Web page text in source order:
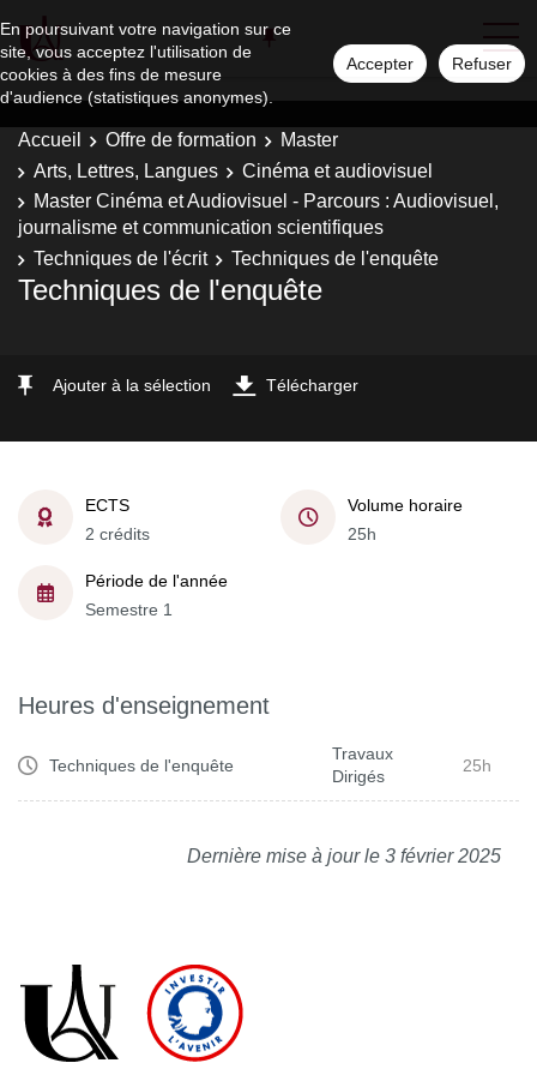
En poursuivant votre navigation sur ce
site, vous acceptez l'utilisation de
cookies à des fins de mesure
d'audience (statistiques anonymes).
Accepter Refuser
Accueil Offre de formation
Master
Arts, Lettres, Langues
Cinéma et audiovisuel
Master Cinéma et Audiovisuel - Parcours : Audiovisuel,
journalisme et communication scientifiques
Techniques de l'écrit
Techniques de l'enquête
Techniques de l'enquête
Ajouter à la sélection Télécharger
ECTS
2 crédits
Volume horaire
25h
Période de l'année
Semestre 1
Heures d'enseignement
Techniques de l'enquête
Travaux
Dirigés
25h
Dernière mise à jour le 3 février 2025